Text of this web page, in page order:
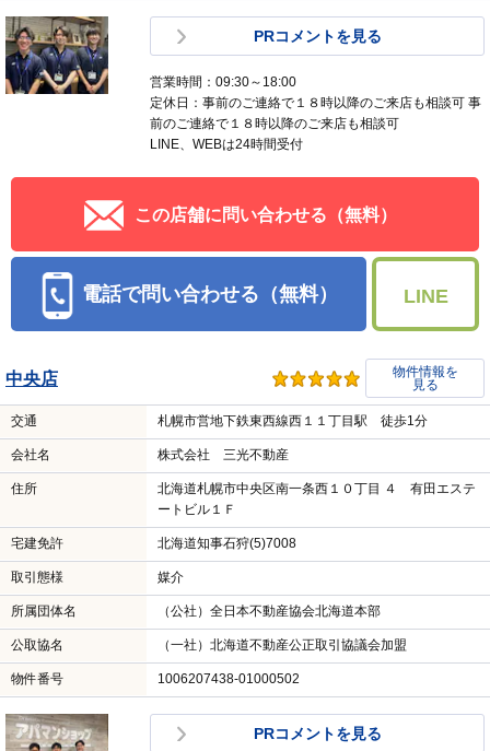
PRコメントを見る
営業時間：09:30～18:00
定休日：事前のご連絡で１８時以降のご来店も相談可 事
前のご連絡で１８時以降のご来店も相談可
LINE、WEBは24時間受付
この店舗に問い合わせる（無料）
電話で問い合わせる（無料） LINE
中央店
物件情報を
見る
交通 札幌市営地下鉄東西線西１１丁目駅 徒歩1分
会社名 株式会社 三光不動産
住所
北海道札幌市中央区南一条西１０丁目 ４ 有田エステ
ートビル１Ｆ
宅建免許 北海道知事石狩(5)7008
取引態様 媒介
所属団体名 （公社）全日本不動産協会北海道本部
公取協名 （一社）北海道不動産公正取引協議会加盟
物件番号 1006207438-01000502
PRコメントを見る